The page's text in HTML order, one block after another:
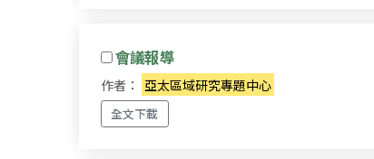
會議報導
作者： 亞太區域研究專題中心
全文下載